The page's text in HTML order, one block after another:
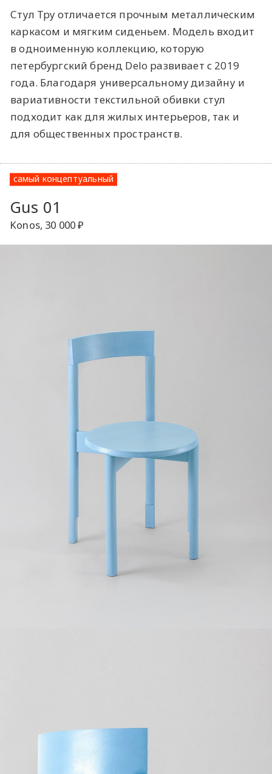
Стул Тру отличается прочным металлическим
каркасом и мягким сиденьем. Модель входит
в одноименную коллекцию, которую
петербургский бренд Delo развивает с 2019
года. Благодаря универсальному дизайну и
вариативности текстильной обивки стул
подходит как для жилых интерьеров, так и
для общественных пространств.
самый концептуальный
Gus 01
Konos, 30 000 ₽